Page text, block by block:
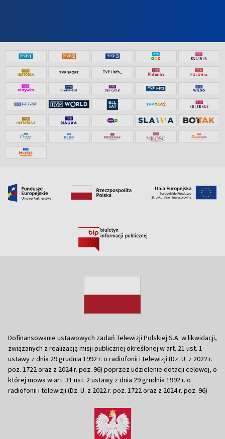
Dofinansowanie ustawowych zadań Telewizji Polskiej S.A. w likwidacji,
związanych z realizacją misji publicznej określonej w art. 21 ust. 1
ustawy z dnia 29 grudnia 1992 r. o radiofonii i telewizji (Dz. U. z 2022 r.
poz. 1722 oraz z 2024 r. poz. 96) poprzez udzielenie dotacji celowej, o
której mowa w art. 31 ust. 2 ustawy z dnia 29 grudnia 1992 r. o
radiofonii i telewizji (Dz. U. z 2022 r. poz. 1722 oraz z 2024 r. poz. 96)